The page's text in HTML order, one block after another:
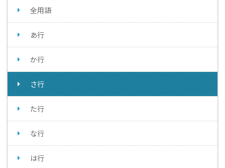
全用語
あ行
か行
さ行
た行
な行
は行